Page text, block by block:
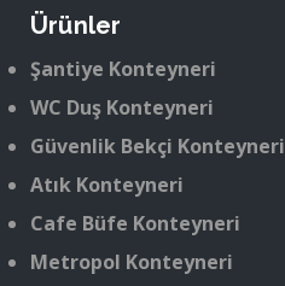
Ürünler
Şantiye Konteyneri
WC Duş Konteyneri
Güvenlik Bekçi Konteyneri
Atık Konteyneri
Cafe Büfe Konteyneri
Metropol Konteyneri